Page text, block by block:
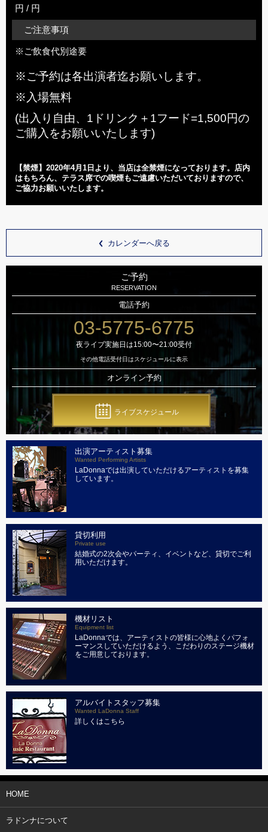
円 / 円
ご注意事項
※ご飲食代別途要
※ご予約は各出演者迄お願いします。
※入場無料
(出入り自由、1ドリンク＋1フード=1,500円の
ご購入をお願いいたします)
【禁煙】2020年4月1日より、当店は全禁煙になっております。店内
はもちろん、テラス席での喫煙もご遠慮いただいておりますので、
ご協力お願いいたします。
カレンダーへ戻る
ご予約
RESERVATION
電話予約
03-5775-6775
夜ライブ実施日は15:00〜21:00受付
その他電話受付日はスケジュールに表示
オンライン予約
ライブスケジュール
出演アーティスト募集
Wanted Performing Artists
LaDonnaでは出演していただけるアーティストを募集
しています。
貸切利用
Private use
結婚式の2次会やパーティ、イベントなど、貸切でご利
用いただけます。
機材リスト
Equipment list
LaDonnaでは、アーティストの皆様に心地よくパフォ
ーマンスしていただけるよう、こだわりのステージ機材
をご用意しております。
アルバイトスタッフ募集
Wanted LaDonna Staff
詳しくはこちら
HOME
ラドンナについて